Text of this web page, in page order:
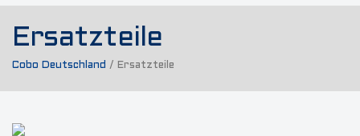
Ersatzteile
Cobo Deutschland / Ersatzteile